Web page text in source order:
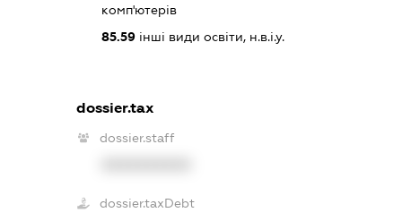
комп'ютерів
85.59інші види освіти, н.в.і.у.
dossier.tax
dossier.staff
dossier.taxDebt